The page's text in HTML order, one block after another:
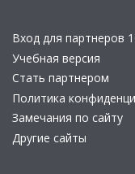
Вход для партнеров
Учебная версия
Стать партнером
Политика
Замечания по сайту
Другие сайты